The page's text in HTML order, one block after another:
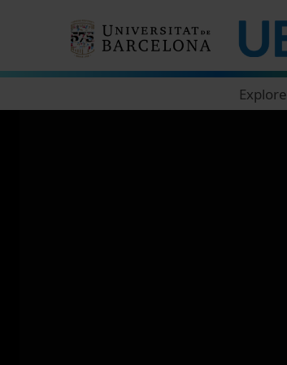
Explore